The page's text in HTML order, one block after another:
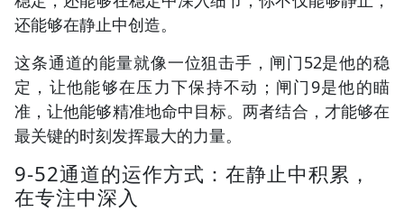
还能够在静止中创造。
这条通道的能量就像一位狙击手，闸门52是他的稳
定，让他能够在压力下保持不动；闸门9是他的瞄
准，让他能够精准地命中目标。两者结合，才能够在
最关键的时刻发挥最大的力量。
9-52通道的运作方式：在静止中积累，
在专注中深入